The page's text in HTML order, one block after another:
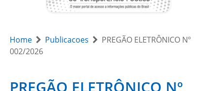
Home Publicacoes
PREGÃO ELETRÔNICO Nº
002/2026
PREGÃO ELETRÔNICO Nº